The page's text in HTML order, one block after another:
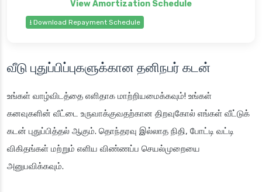
⭳ Download Repayment Schedule
வீடு புதுப்பிப்புகளுக்கான தனிநபர் கடன்
உங்கள் வாழ்விடத்தை எளிதாக மாற்றியமைக்கவும்! உங்கள்
கனவுகளின் வீட்டை உருவாக்குவதற்கான திறவுகோல் எங்கள் வீட்டுக்
கடன் புதுப்பித்தல் ஆகும். தொந்தரவு இல்லாத நிதி, போட்டி வட்டி
விகிதங்கள் மற்றும் எளிய விண்ணப்ப செயல்முறையை
அனுபவிக்கவும்.